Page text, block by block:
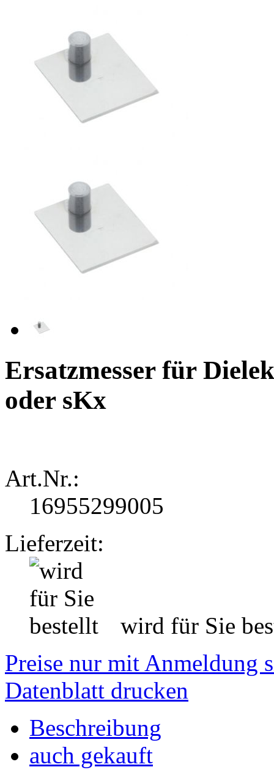
Ersatzmesser für
oder sKx
Art.Nr.:
16955299005
Lieferzeit:
wird für Sie
Preise nur mit Anmeldung
Datenblatt drucken
Beschreibung
auch gekauft